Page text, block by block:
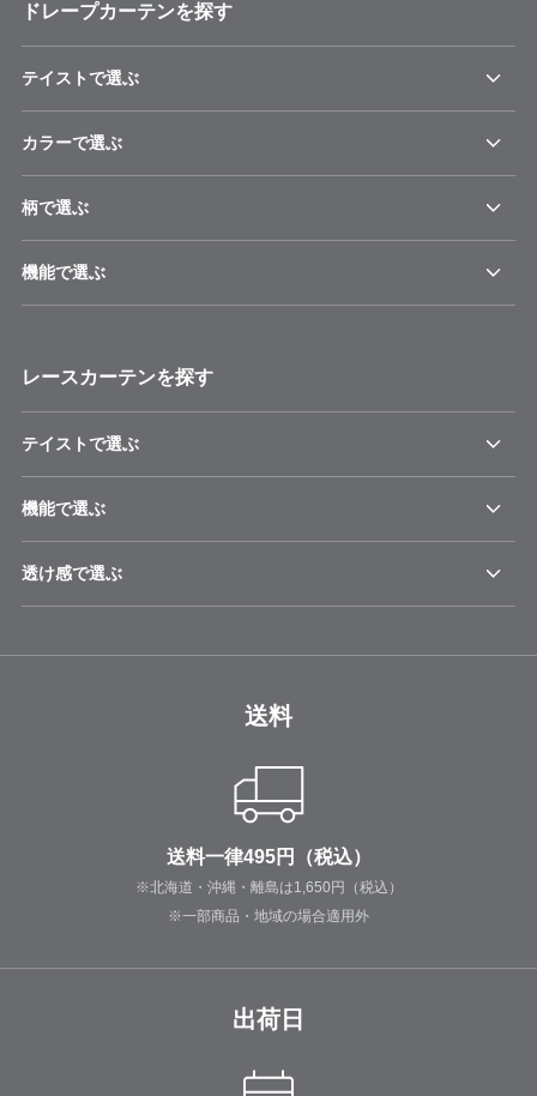
ドレープカーテンを探す
テイストで選ぶ
カラーで選ぶ
柄で選ぶ
機能で選ぶ
レースカーテンを探す
テイストで選ぶ
機能で選ぶ
透け感で選ぶ
送料
送料一律495円（税込）
※北海道・沖縄・離島は1,650円（税込）
※一部商品・地域の場合適用外
出荷日